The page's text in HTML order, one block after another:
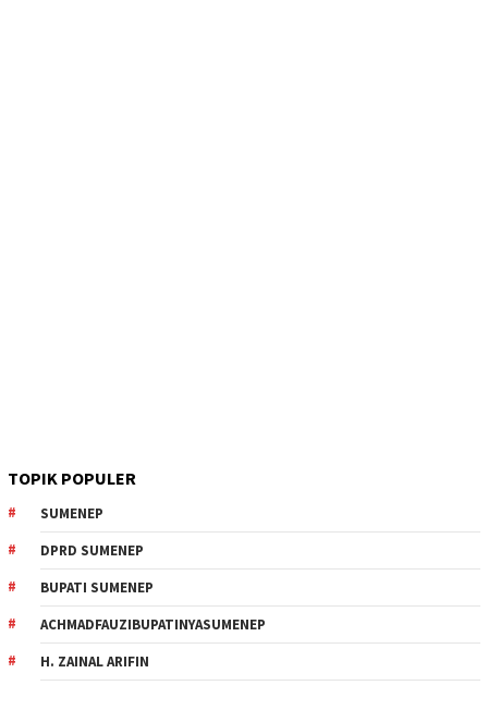
TOPIK POPULER
SUMENEP
DPRD SUMENEP
BUPATI SUMENEP
ACHMADFAUZIBUPATINYASUMENEP
H. ZAINAL ARIFIN